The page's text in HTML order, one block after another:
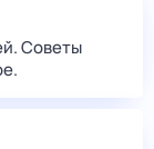
Советы